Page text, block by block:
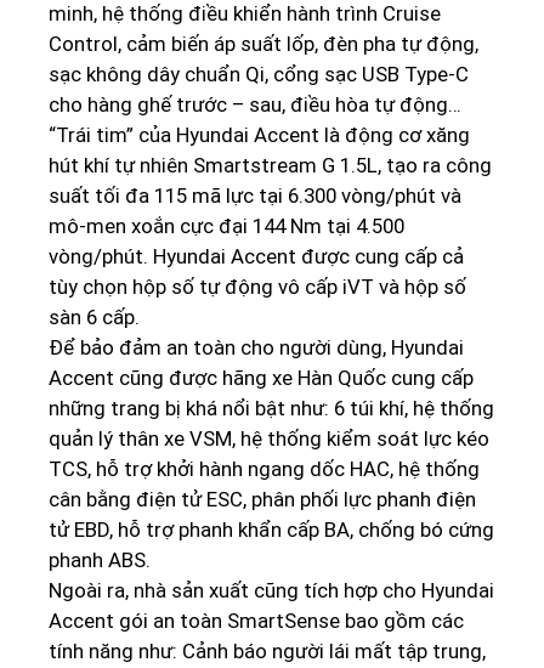
minh, hệ thống điều khiển hành trình Cruise
Control, cảm biến áp suất lốp, đèn pha tự động,
sạc không dây chuẩn Qi, cổng sạc USB Type-C
cho hàng ghế trước – sau, điều hòa tự động…
“Trái tim” của Hyundai Accent là động cơ xăng
hút khí tự nhiên Smartstream G 1.5L, tạo ra công
suất tối đa 115 mã lực tại 6.300 vòng/phút và
mô-men xoắn cực đại 144 Nm tại 4.500
vòng/phút. Hyundai Accent được cung cấp cả
tùy chọn hộp số tự động vô cấp iVT và hộp số
sàn 6 cấp.
Để bảo đảm an toàn cho người dùng, Hyundai
Accent cũng được hãng xe Hàn Quốc cung cấp
những trang bị khá nổi bật như: 6 túi khí, hệ thống
quản lý thân xe VSM, hệ thống kiểm soát lực kéo
TCS, hỗ trợ khởi hành ngang dốc HAC, hệ thống
cân bằng điện tử ESC, phân phối lực phanh điện
tử EBD, hỗ trợ phanh khẩn cấp BA, chống bó cứng
phanh ABS.
Ngoài ra, nhà sản xuất cũng tích hợp cho Hyundai
Accent gói an toàn SmartSense bao gồm các
tính năng như: Cảnh báo người lái mất tập trung,